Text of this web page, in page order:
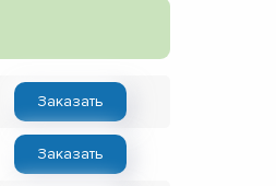
Заказать
Заказать